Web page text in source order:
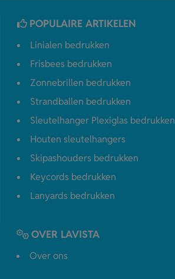
POPULAIRE ARTIKELEN
Linialen bedrukken
Frisbees bedrukken
Zonnebrillen bedrukken
Strandballen bedrukken
Sleutelhanger Plexiglas bedrukken
Houten sleutelhangers
Skipashouders bedrukken
Keycords bedrukken
Lanyards bedrukken
OVER LAVISTA
Over ons